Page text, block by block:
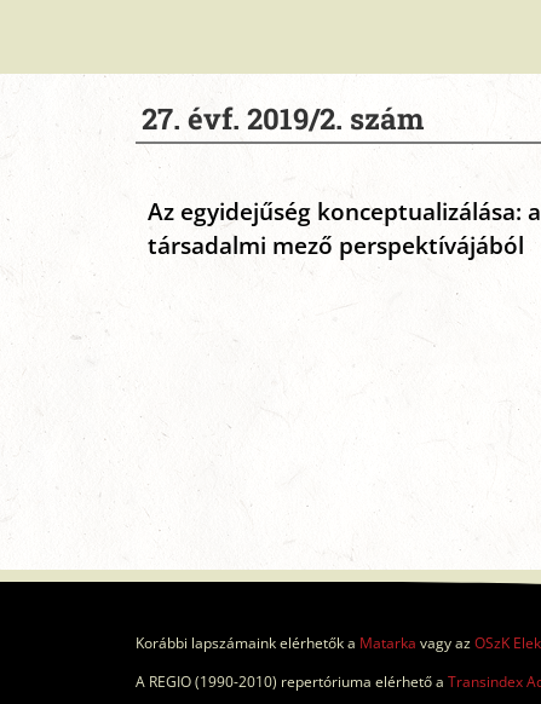
27. évf. 2019/2. szám
Az egyidejűség konceptualizálása:
társadalmi mező perspektívájából
Korábbi lapszámaink elérhetők a Matarka vagy azOSzK
A REGIO (1990-2010) repertóriuma elérhető a Transindex